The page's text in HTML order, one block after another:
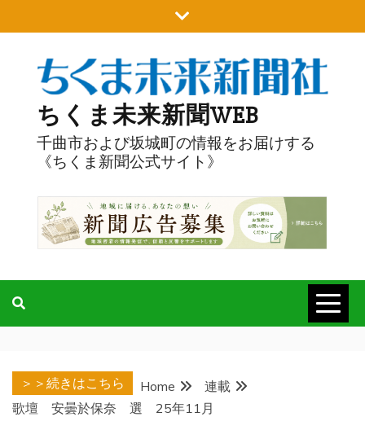
to
ちくま未来新聞WEB
千曲市および坂城町の情報をお届けする
《ちくま新聞公式サイト》
＞＞続きはこちら Home
連載
歌壇 安曇於保奈 選 25年11月